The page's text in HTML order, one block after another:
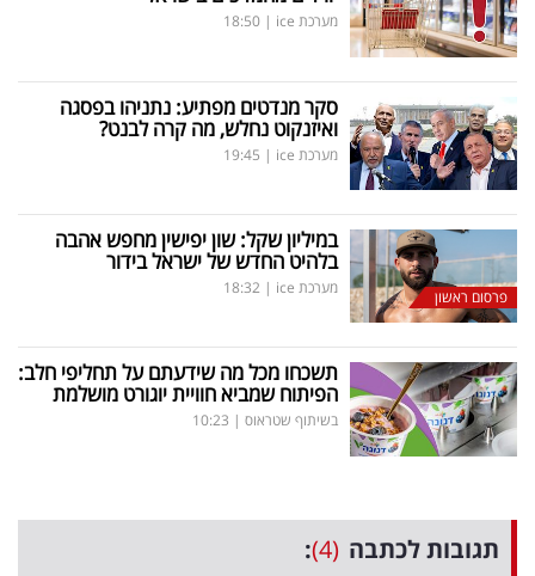
מערכת ice |
18:50
סקר מנדטים מפתיע: נתניהו בפסגה
ואיזנקוט נחלש, מה קרה לבנט?
מערכת ice |
19:45
פרסום ראשון
במיליון שקל: שון יפישין מחפש אהבה
בלהיט החדש של ישראל בידור
מערכת ice |
18:32
תשכחו מכל מה שידעתם על תחליפי חלב:
הפיתוח שמביא חוויית יוגורט מושלמת
בשיתוף שטראוס |
10:23
תגובות לכתבה (4)
: